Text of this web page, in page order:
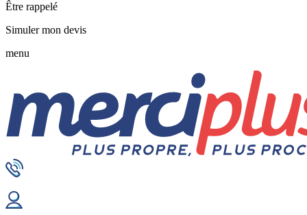
Être rappelé
Simuler mon devis
menu